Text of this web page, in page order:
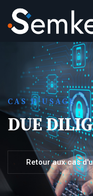
CAS D'USAGE
DUE
Retour aux cas